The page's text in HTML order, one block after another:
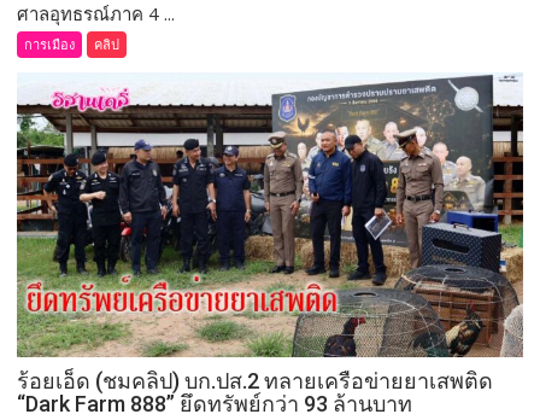
ศาล
อุทธรณ์
ภาค 4 มี
คำ
สั่ง
ให้
จัดการ
เลือก
ตั้ง
นายก
อบจ.ขอนแก่น
ใหม่
กกต.
ศาลอุทธรณ์ภาค 4 ...
การเมือง คลิป
ร้อยเอ็ด (ชมคลิป) บก.ปส.2 ทลายเครือข่ายยาเสพติด
“Dark Farm 888” ยึดทรัพย์กว่า 93 ล้านบาท